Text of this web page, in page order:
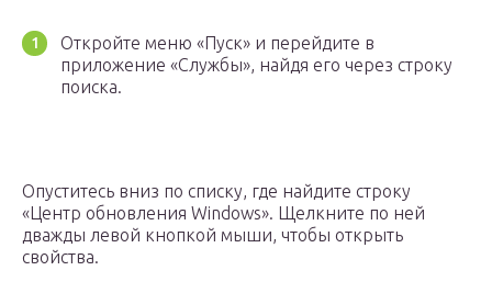
Откройте меню «Пуск» и перейдите в
приложение «Службы», найдя его через строку
поиска.
Опуститесь вниз по списку, где найдите строку
«Центр обновления Windows». Щелкните по ней
дважды левой кнопкой мыши, чтобы открыть
свойства.